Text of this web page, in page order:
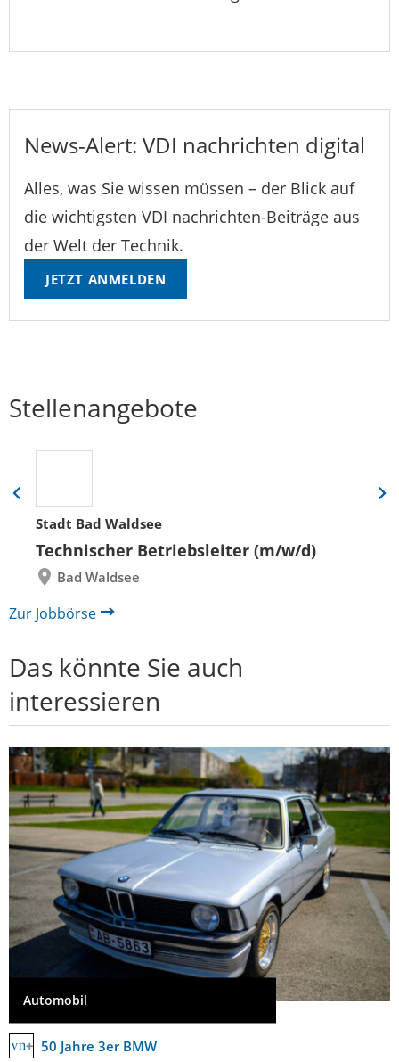
News-Alert: VDI nachrichten digital
Alles, was Sie wissen müssen – der Blick auf
die wichtigsten VDI nachrichten-Beiträge aus
der Welt der Technik.
JETZT ANMELDEN
Stellenangebote
Stadt Bad Waldsee
Technischer Betriebsleiter (m/w/d)
Bad Waldsee
Folie
zurück
Eine
Zur Jobbörse
Das könnte Sie auch
interessieren
Automobil
50 Jahre 3er BMW